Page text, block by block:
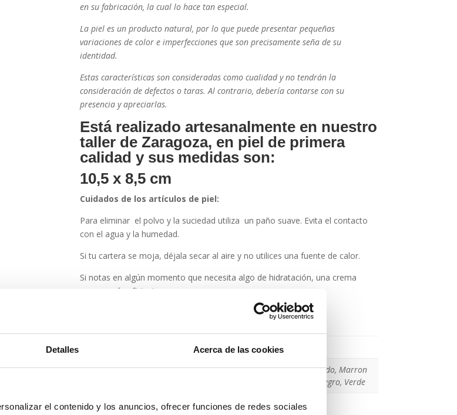
Detalles Acerca de las cookies
el contenido y los anuncios, ofrecer funciones de redes sociales
en su fabricación, la cual lo hace tan especial.
La piel es un producto natural, por lo que puede presentar pequeñas
variaciones de color e imperfecciones que son precisamente seña de su
identidad.
Estas características son consideradas como cualidad y no tendrán la
consideración de defectos o taras. Al contrario, debería contarse con su
presencia y apreciarlas.
Está realizado artesanalmente en nuestro
taller de Zaragoza, en piel de primera
calidad y sus medidas son:
10,5 x 8,5 cm
Cuidados de los artículos de piel:
Para eliminar el polvo y la suciedad utiliza un paño suave. Evita el contacto
con el agua y la humedad.
Si tu cartera se moja, déjala secar al aire y no utilices una fuente de calor.
Si notas en algún momento que necesita algo de hidratación, una crema
suave será suficiente.
Azul, Camel, Gris, Marron, Marrón granulado, Marron
Oscuro, Marrón rugoso, Marrón tabaco, Negro, Verde